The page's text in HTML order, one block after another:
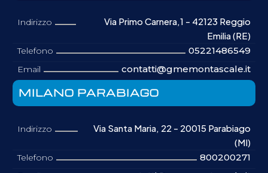
Indirizzo
Via Primo Carnera,1 - 42123 Reggio
Emilia (RE)
Telefono 05221486549
Email contatti@gmemontascale.it
MILANO PARABIAGO
Indirizzo
Via Santa Maria, 22 - 20015 Parabiago
(MI)
Telefono 800200271